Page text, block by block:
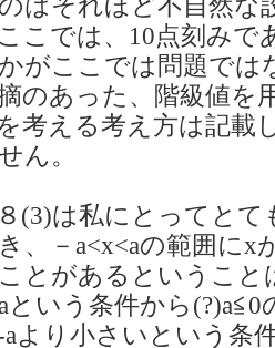
はそれほど不自然な
こでは、10点刻みで
がここでは問題では
のあった、階級値を
考える考え方は記載
ん。
(3)は私にとってとて
、－a<x<aの範囲にx
とがあるということ
という条件から
aより小さいという条